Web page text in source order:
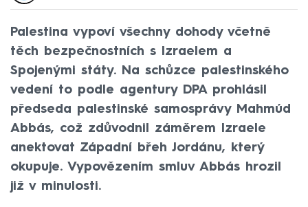
Palestina vypoví všechny dohody včetně
těch bezpečnostních s Izraelem a
Spojenými státy. Na schůzce palestinského
vedení to podle agentury DPA prohlásil
předseda palestinské samosprávy Mahmúd
Abbás, což zdůvodnil záměrem Izraele
anektovat Západní břeh Jordánu, který
okupuje. Vypovězením smluv Abbás hrozil
již v minulosti.